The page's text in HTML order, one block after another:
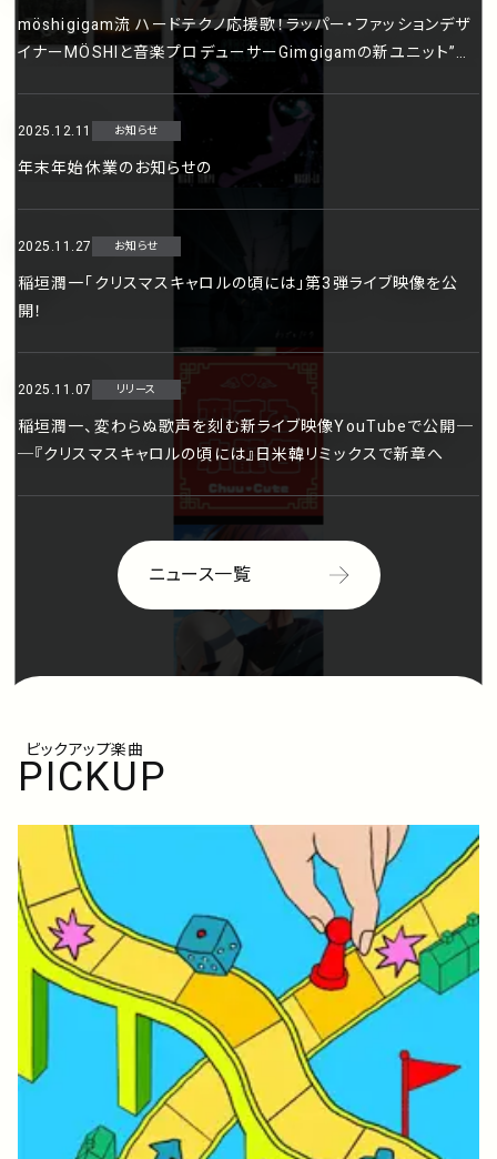
ニュース一覧
möshigigam流 ハードテクノ応援歌！ラッパー・ファッションデザ
イナーMÖSHIと音楽プロデューサーGimgigamの新ユニット”モ
シギガム”が4thシングル「WANNABE GONNABE」をリリース！
2025.12.11 お知らせ
年末年始休業のお知らせの
2025.11.27 お知らせ
稲垣潤一「クリスマスキャロルの頃には」第3弾ライブ映像を公
開！
2025.11.07 リリース
稲垣潤一、変わらぬ歌声を刻む新ライブ映像YouTubeで公開─
─『クリスマスキャロルの頃には』日米韓リミックスで新章へ
PICKUP
ピックアップ楽曲